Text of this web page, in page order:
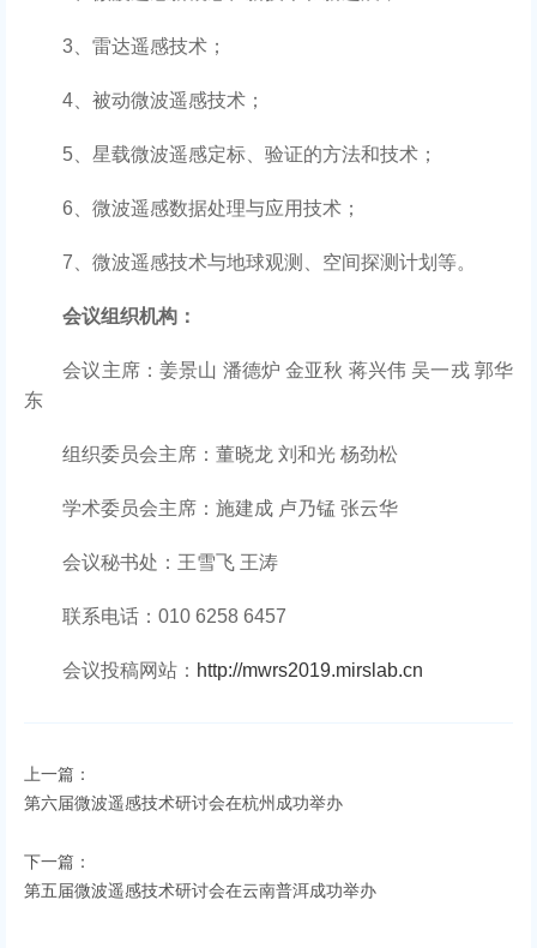
3、雷达遥感技术；
4、被动微波遥感技术；
5、星载微波遥感定标、验证的方法和技术；
6、微波遥感数据处理与应用技术；
7、微波遥感技术与地球观测、空间探测计划等。
会议组织机构：
会议主席：姜景山 潘德炉 金亚秋 蒋兴伟 吴一戎 郭华
东
组织委员会主席：董晓龙 刘和光 杨劲松
学术委员会主席：施建成 卢乃锰 张云华
会议秘书处：王雪飞 王涛
联系电话：010 6258 6457
会议投稿网站： http://mwrs2019.mirslab.cn
上一篇：
第六届微波遥感技术研讨会在杭州成功举办
下一篇：
第五届微波遥感技术研讨会在云南普洱成功举办